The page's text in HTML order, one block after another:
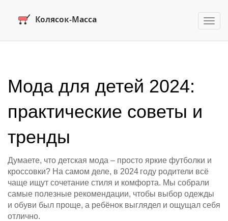
Мода для детей 2024:
практические советы и
тренды
Думаете, что детская мода – просто яркие футболки и
кроссовки? На самом деле, в 2024 году родители всё
чаще ищут сочетание стиля и комфорта. Мы собрали
самые полезные рекомендации, чтобы выбор одежды
и обуви был проще, а ребёнок выглядел и ощущал себя
отлично.